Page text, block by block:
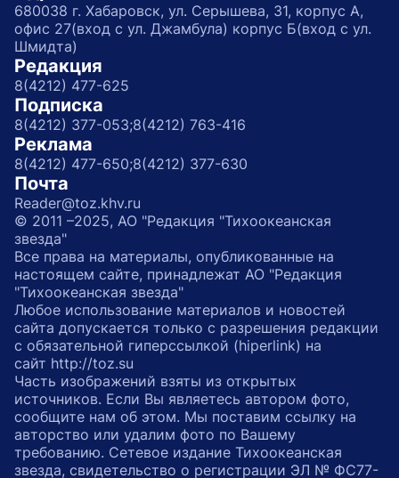
680038 г. Хабаровск, ул. Серышева, 31, корпус А,
офис 27(вход с ул. Джамбула) корпус Б(вход с ул.
Шмидта)
Редакция
8(4212) 477-625
Подписка
8(4212) 377-053;8(4212) 763-416
Реклама
8(4212) 477-650;8(4212) 377-630
Почта
Reader@toz.khv.ru
© 2011 –2025, АО "Редакция "Тихоокеанская
звезда"
Все права на материалы, опубликованные на
настоящем сайте, принадлежат АО "Редакция
"Тихоокеанская звезда"
Любое использование материалов и новостей
сайта допускается только с разрешения редакции
с обязательной гиперссылкой (hiperlink) на
сайт http://toz.su
Часть изображений взяты из открытых
источников. Если Вы являетесь автором фото,
сообщите нам об этом. Мы поставим ссылку на
авторство или удалим фото по Вашему
требованию. Сетевое издание Тихоокеанская
звезда, свидетельство о регистрации ЭЛ № ФС77-